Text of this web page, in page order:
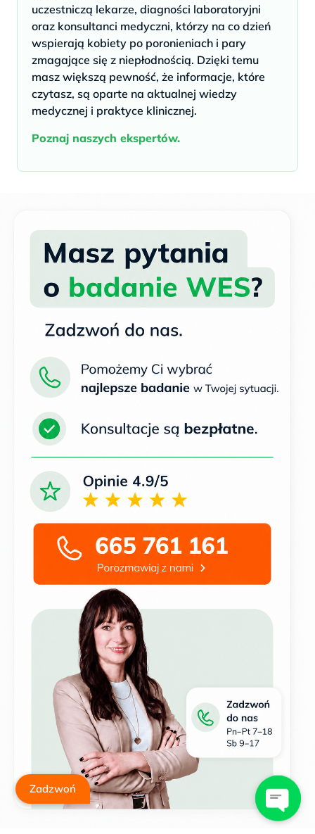
uczestniczą lekarze, diagności laboratoryjni
oraz konsultanci medyczni, którzy na co dzień
wspierają kobiety po poronieniach i pary
zmagające się z niepłodnością. Dzięki temu
masz większą pewność, że informacje, które
czytasz, są oparte na aktualnej wiedzy
medycznej i praktyce klinicznej.
Poznaj naszych ekspertów.
Zadzwoń